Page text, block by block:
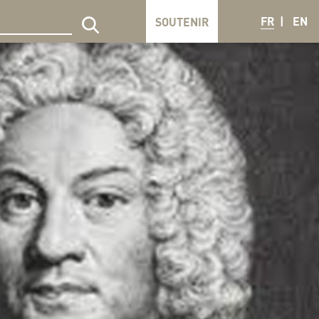
sur le site SOUTENIR FR EN